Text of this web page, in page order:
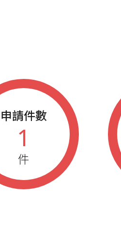
申請件數
1
件